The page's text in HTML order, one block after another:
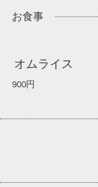
お食事
オムライス
900円